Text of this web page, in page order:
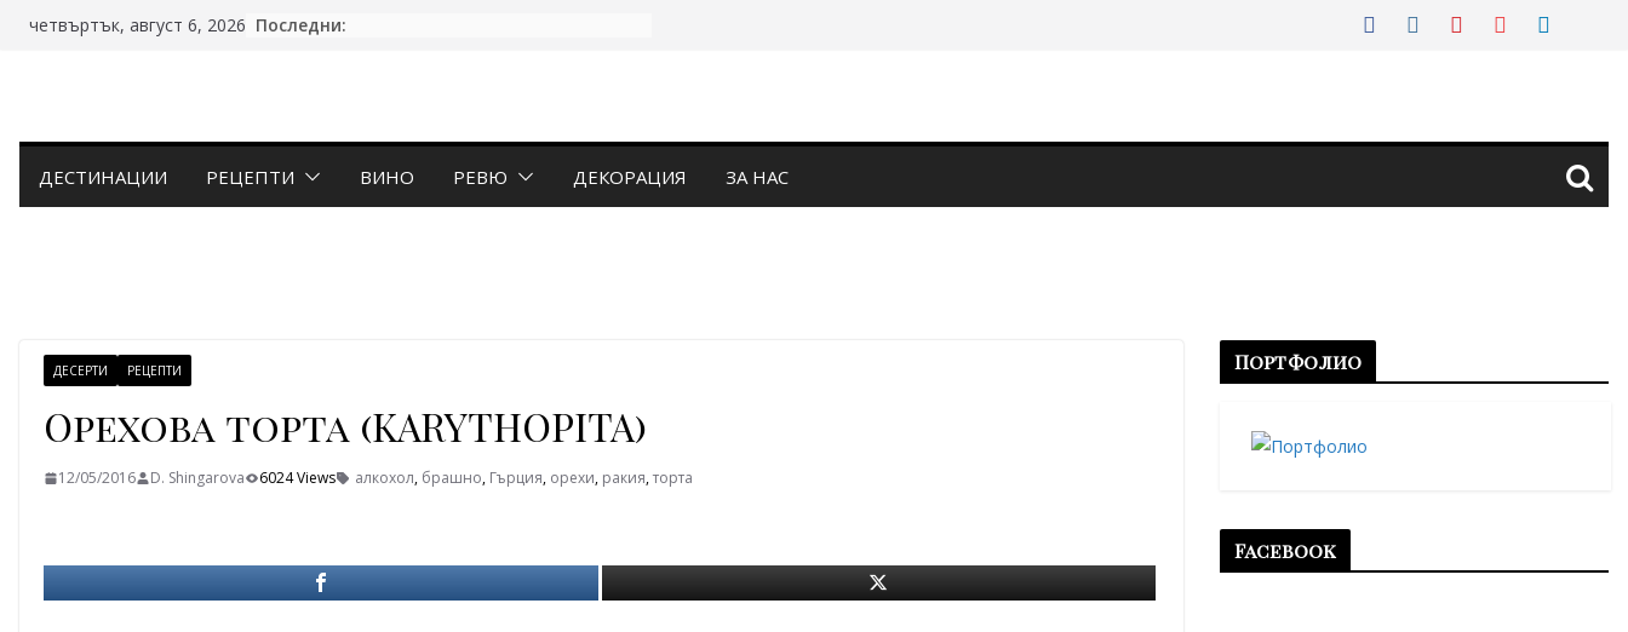
Skipчетвъртък, август 6, 2026 Последни:
ДЕСТИНАЦИИ РЕЦЕПТИ ВИНО РЕВЮ ДЕКОРАЦИЯ ЗА НАС
ДЕСЕРТИ РЕЦЕПТИ
Орехова торта (KARYTHOPITA)
12/05/2016 D. Shingarova 6024 Views алкохол, брашно, Гърция, орехи, ракия,торта
Портфолио
Facebook